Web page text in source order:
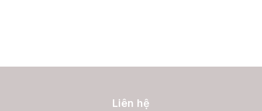
Liên hệ